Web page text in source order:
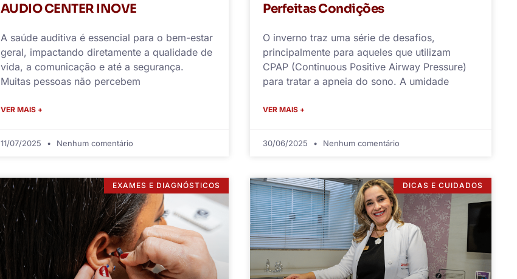
AUDIO CENTER INOVE
A saúde auditiva é essencial para o bem-estar
geral, impactando diretamente a qualidade de
vida, a comunicação e até a segurança.
Muitas pessoas não percebem
VER MAIS +
11/07/2025 Nenhum comentário
Perfeitas Condições
O inverno traz uma série de desafios,
principalmente para aqueles que utilizam
CPAP (Continuous Positive Airway Pressure)
para tratar a apneia do sono. A umidade
VER MAIS +
30/06/2025 Nenhum comentário
EXAMES E DIAGNÓSTICOS DICAS E CUIDADOS